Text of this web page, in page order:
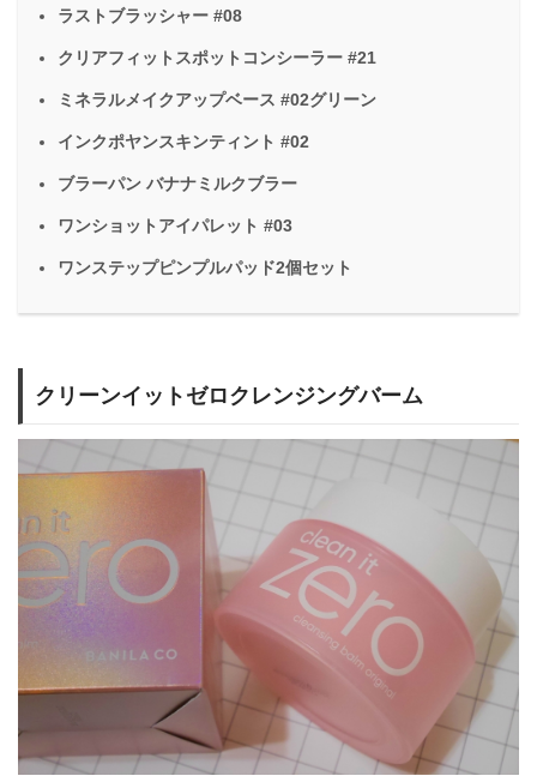
ラストブラッシャー #08
クリアフィットスポットコンシーラー #21
ミネラルメイクアップベース #02グリーン
インクポヤンスキンティント #02
ブラーパン バナナミルクブラー
ワンショットアイパレット #03
ワンステップピンプルパッド2個セット
クリーンイットゼロクレンジングバーム